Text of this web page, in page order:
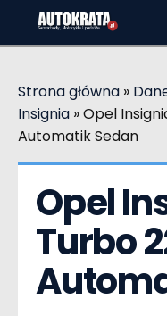
Strona główna »
Insignia »Opel
Automatik Sedan
Opel
Turbo